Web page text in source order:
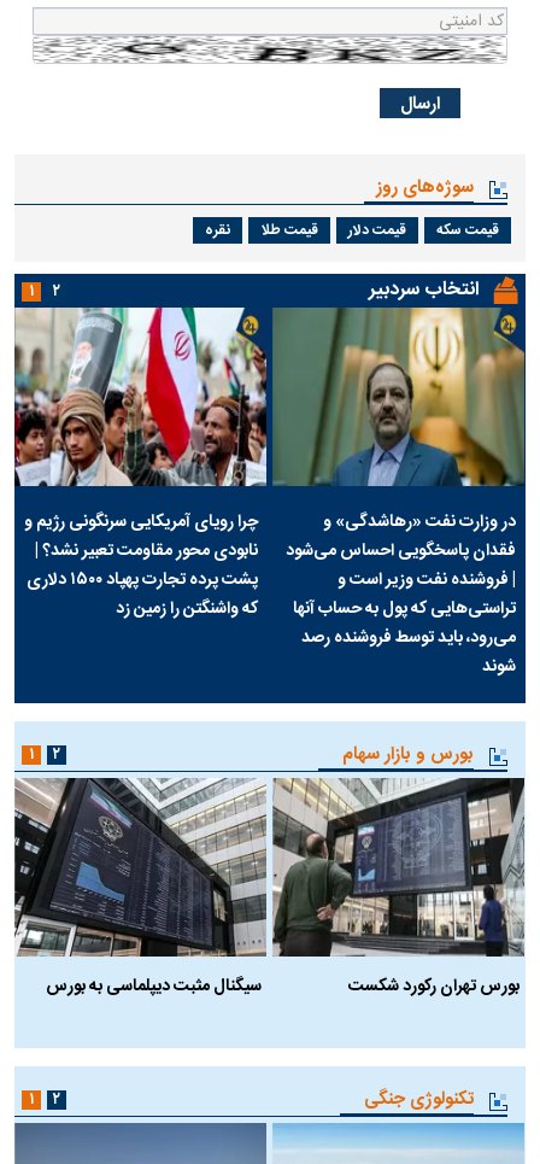
سوژه‌های روز
قیمت سکه قیمت دلار قیمت طلا نقره
انتخاب سردبیر
در وزارت نفت «رهاشدگی» و
فقدان پاسخگویی احساس می‌شود
| فروشنده نفت وزیر است و
تراستی‌هایی که پول به حساب آنها
می‌رود، باید توسط فروشنده رصد
شوند
چرا رویای آمریکایی سرنگونی رژیم و
نابودی محور مقاومت تعبیر نشد؟ |
پشت پرده تجارت پهپاد‌ ۱۵۰۰ دلاری
که واشنگتن را زمین زد
۱ ۲
بورس و بازار سهام
بورس تهران رکورد شکست
سیگنال مثبت دیپلماسی به بورس
۱ ۲
تکنولوژی جنگی ۱ ۲